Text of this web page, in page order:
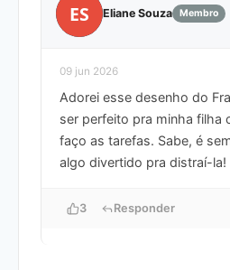
ES Eliane Souza Membro
09 jun 2026
Adorei esse desenho do
ser perfeito pra minha filha
faço as tarefas. Sabe, é
algo divertido pra distraí-la!
3 Responder